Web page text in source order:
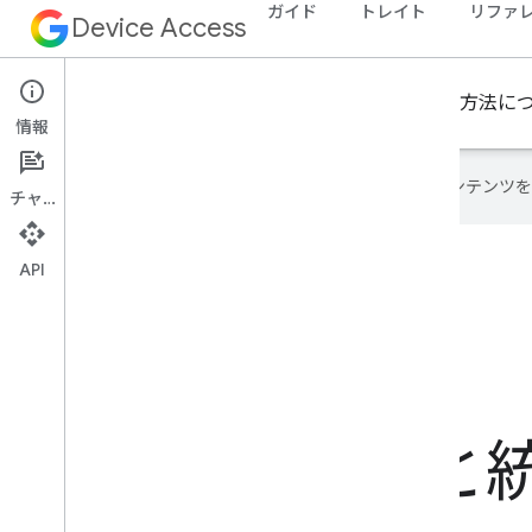
Device Access ガイド トレイト リファ
Google Nest デバイスへのアクセス、操作、管理の方法に
Google は AI 技術を使用して、コンテン
Google Nest と
情報
チャット
API